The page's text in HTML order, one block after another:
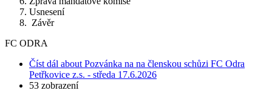
Usnesení
Závěr
FC ODRA
Číst dál about Pozvánka na na členskou schůzi FC Odra
Petřkovice z.s. - středa 17.6.2026
53 zobrazení